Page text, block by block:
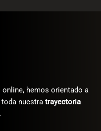
hemos orientado a
nuestratrayectoria
.